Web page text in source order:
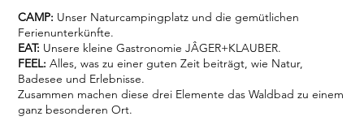
CAMP: Unser Naturcampingplatz und die gemütlichen
Ferienunterkünfte.
EAT: Unsere kleine Gastronomie JÂGER+KLAUBER.
FEEL: Alles, was zu einer guten Zeit beiträgt, wie Natur,
Badesee und Erlebnisse.
Zusammen machen diese drei Elemente das Waldbad zu einem
ganz besonderen Ort.